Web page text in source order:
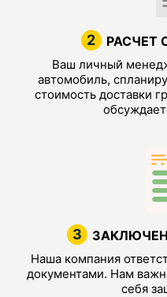
2 РАСЧЕТ
Ваш личный
автомобиль,
стоимость доставки
3
Наша компания
документами. Нам
себя